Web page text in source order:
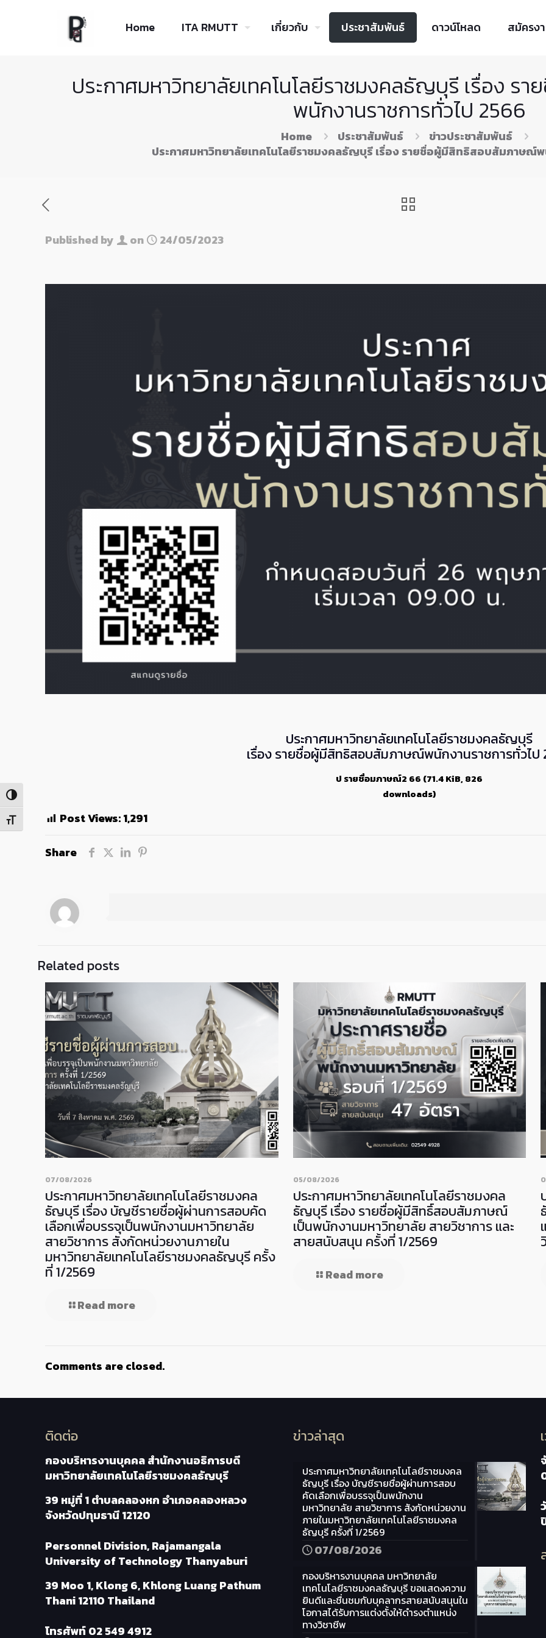
Toggle High Contrast
Toggle Font size
Home ITA RMUTT เกี่ยวกับ ประชาสัมพันธ์ ดาวน์โหลด สมัครง
ประกาศมหาวิทยาลัยเทคโนโลยีราชมงคลธัญบุรี เรื่อง
พนักงานราชการทั่วไป 2566
Home ประชาสัมพันธ์
ข่าวประชาสัมพันธ์
ประกาศมหาวิทยาลัยเทคโนโลยีราชมงคลธัญบุรี เรื่อง รายชื่อผู้มีสิทธิสอบสัมภาษณ์พ
Published by on 24/05/2023
ประกาศมหาวิทยาลัยเทคโนโลยีราชมงคลธัญบุรี
เรื่อง รายชื่อผู้มีสิทธิสอบสัมภาษณ์พนักงานราชการทั่วไป
ป รายชื่อมภาษณ์2 66 (71.4 KiB, 826
downloads)
Post Views:1,291
Share
Related posts
07/08/2026
ประกาศมหาวิทยาลัยเทคโนโลยีราชมงคล
ธัญบุรี เรื่อง บัญชีรายชื่อผู้ผ่านการสอบคัด
เลือกเพื่อบรรจุเป็นพนักงานมหาวิทยาลัย
สายวิชาการ สังกัดหน่วยงานภายใน
มหาวิทยาลัยเทคโนโลยีราชมงคลธัญบุรี ครั้ง
ที่ 1/2569
Read more
05/08/2026
ประกาศมหาวิทยาลัยเทคโนโลยีราชมงคล
ธัญบุรี เรื่อง รายชื่อผู้มีสิทธิ์สอบสัมภาษณ์
เป็นพนักงานมหาวิทยาลัย สายวิชาการ และ
สายสนับสนุน ครั้งที่ 1/2569
Read more
Comments are closed.
ติดต่อ
กองบริหารงานบุคคล สำนักงานอธิการบดี
มหาวิทยาลัยเทคโนโลยีราชมงคลธัญบุรี
39 หมู่ที่ 1 ตำบลคลองหก อำเภอคลองหลวง
จังหวัดปทุมธานี 12120
Personnel Division, Rajamangala
University of Technology Thanyaburi
39 Moo 1, Klong 6, Khlong Luang Pathum
Thani 12110 Thailand
โทรศัพท์02 549 4912
ข่าวล่าสุด
ประกาศมหาวิทยาลัยเทคโนโลยีราชมงคล
ธัญบุรี เรื่อง บัญชีรายชื่อผู้ผ่านการสอบ
คัดเลือกเพื่อบรรจุเป็นพนักงาน
มหาวิทยาลัย สายวิชาการ สังกัดหน่วยงาน
ภายในมหาวิทยาลัยเทคโนโลยีราชมงคล
ธัญบุรี ครั้งที่ 1/2569
07/08/2026
กองบริหารงานบุคคล มหาวิทยาลัย
เทคโนโลยีราชมงคลธัญบุรี ขอแสดงความ
ยินดีและชื่นชมกับบุคลากรสายสนับสนุนใน
โอกาสได้รับการแต่งตั้งให้ดำรงตำแหน่ง
ทางวิชาชีพ